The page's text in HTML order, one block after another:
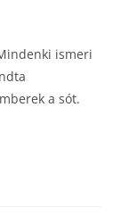
ismeri
a sót.